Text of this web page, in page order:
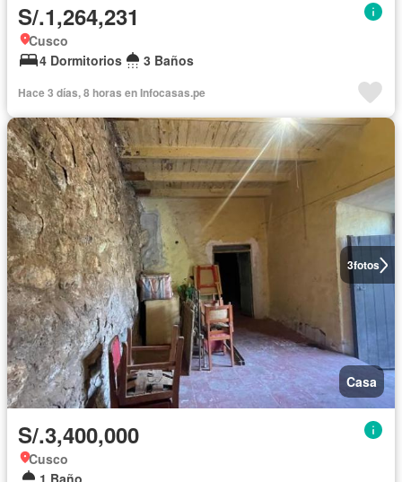
S/.1,264,231
Cusco
4 Dormitorios
3 Baños
Hace 3 días, 8 horas en Infocasas.pe
3fotos
Casa
S/.3,400,000
Cusco